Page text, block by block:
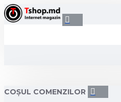
COȘUL COMENZILOR